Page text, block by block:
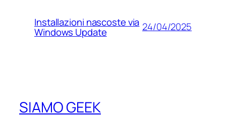
Installazioni nascoste via
Windows Update 24/04/2025
SIAMO GEEK